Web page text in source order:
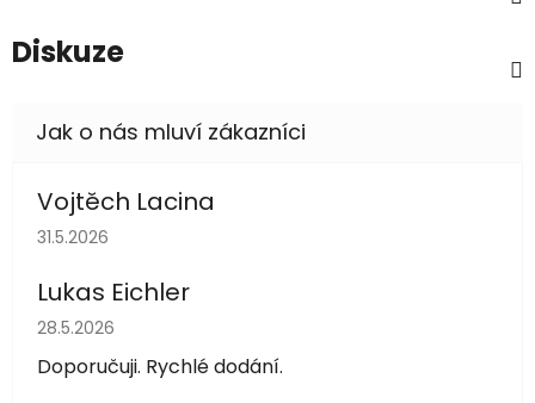
Diskuze
Vojtěch Lacina
Hodnocení obchodu je 5 z 5 hvězdiček.
31.5.2026
Lukas Eichler
Hodnocení obchodu je 5 z 5 hvězdiček.
28.5.2026
Doporučuji. Rychlé dodání.